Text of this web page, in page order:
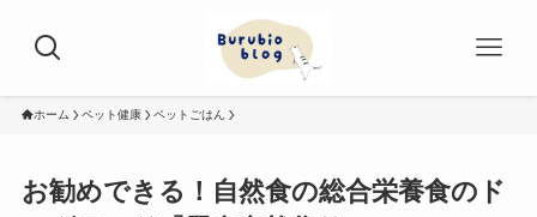
ホーム ペット健康 ペットごはん
お勧めできる！自然食の総合栄養食のド